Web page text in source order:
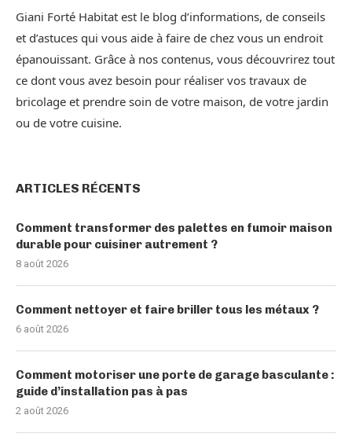
Giani Forté Habitat est le blog d’informations, de conseils
et d’astuces qui vous aide à faire de chez vous un endroit
épanouissant. Grâce à nos contenus, vous découvrirez tout
ce dont vous avez besoin pour réaliser vos travaux de
bricolage et prendre soin de votre maison, de votre jardin
ou de votre cuisine.
ARTICLES RÉCENTS
Comment transformer des palettes en fumoir maison
durable pour cuisiner autrement ?
8 août 2026
Comment nettoyer et faire briller tous les métaux ?
6 août 2026
Comment motoriser une porte de garage basculante :
guide d’installation pas à pas
2 août 2026